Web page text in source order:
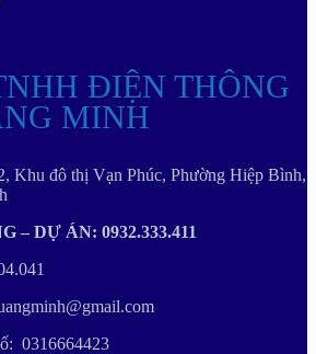
ĐIỆN THÔNG
MINH
Khu đô thị Vạn Phúc, Phường Hiệp Bình,
– DỰ ÁN: 0932.333.411
0316664423